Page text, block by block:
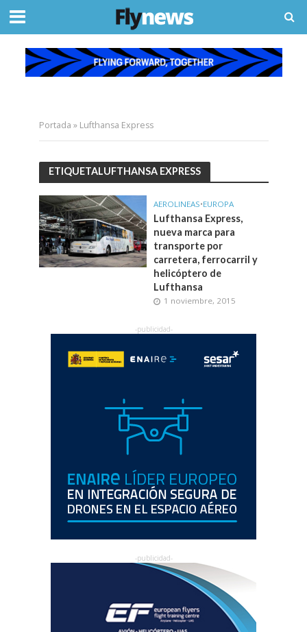
Portada » Lufthansa Express
ETIQUETALUFTHANSA EXPRESS
AEROLINEAS•EUROPA
Lufthansa Express,
nueva marca para
transporte por
carretera, ferrocarril y
helicóptero de
Lufthansa
1 noviembre, 2015